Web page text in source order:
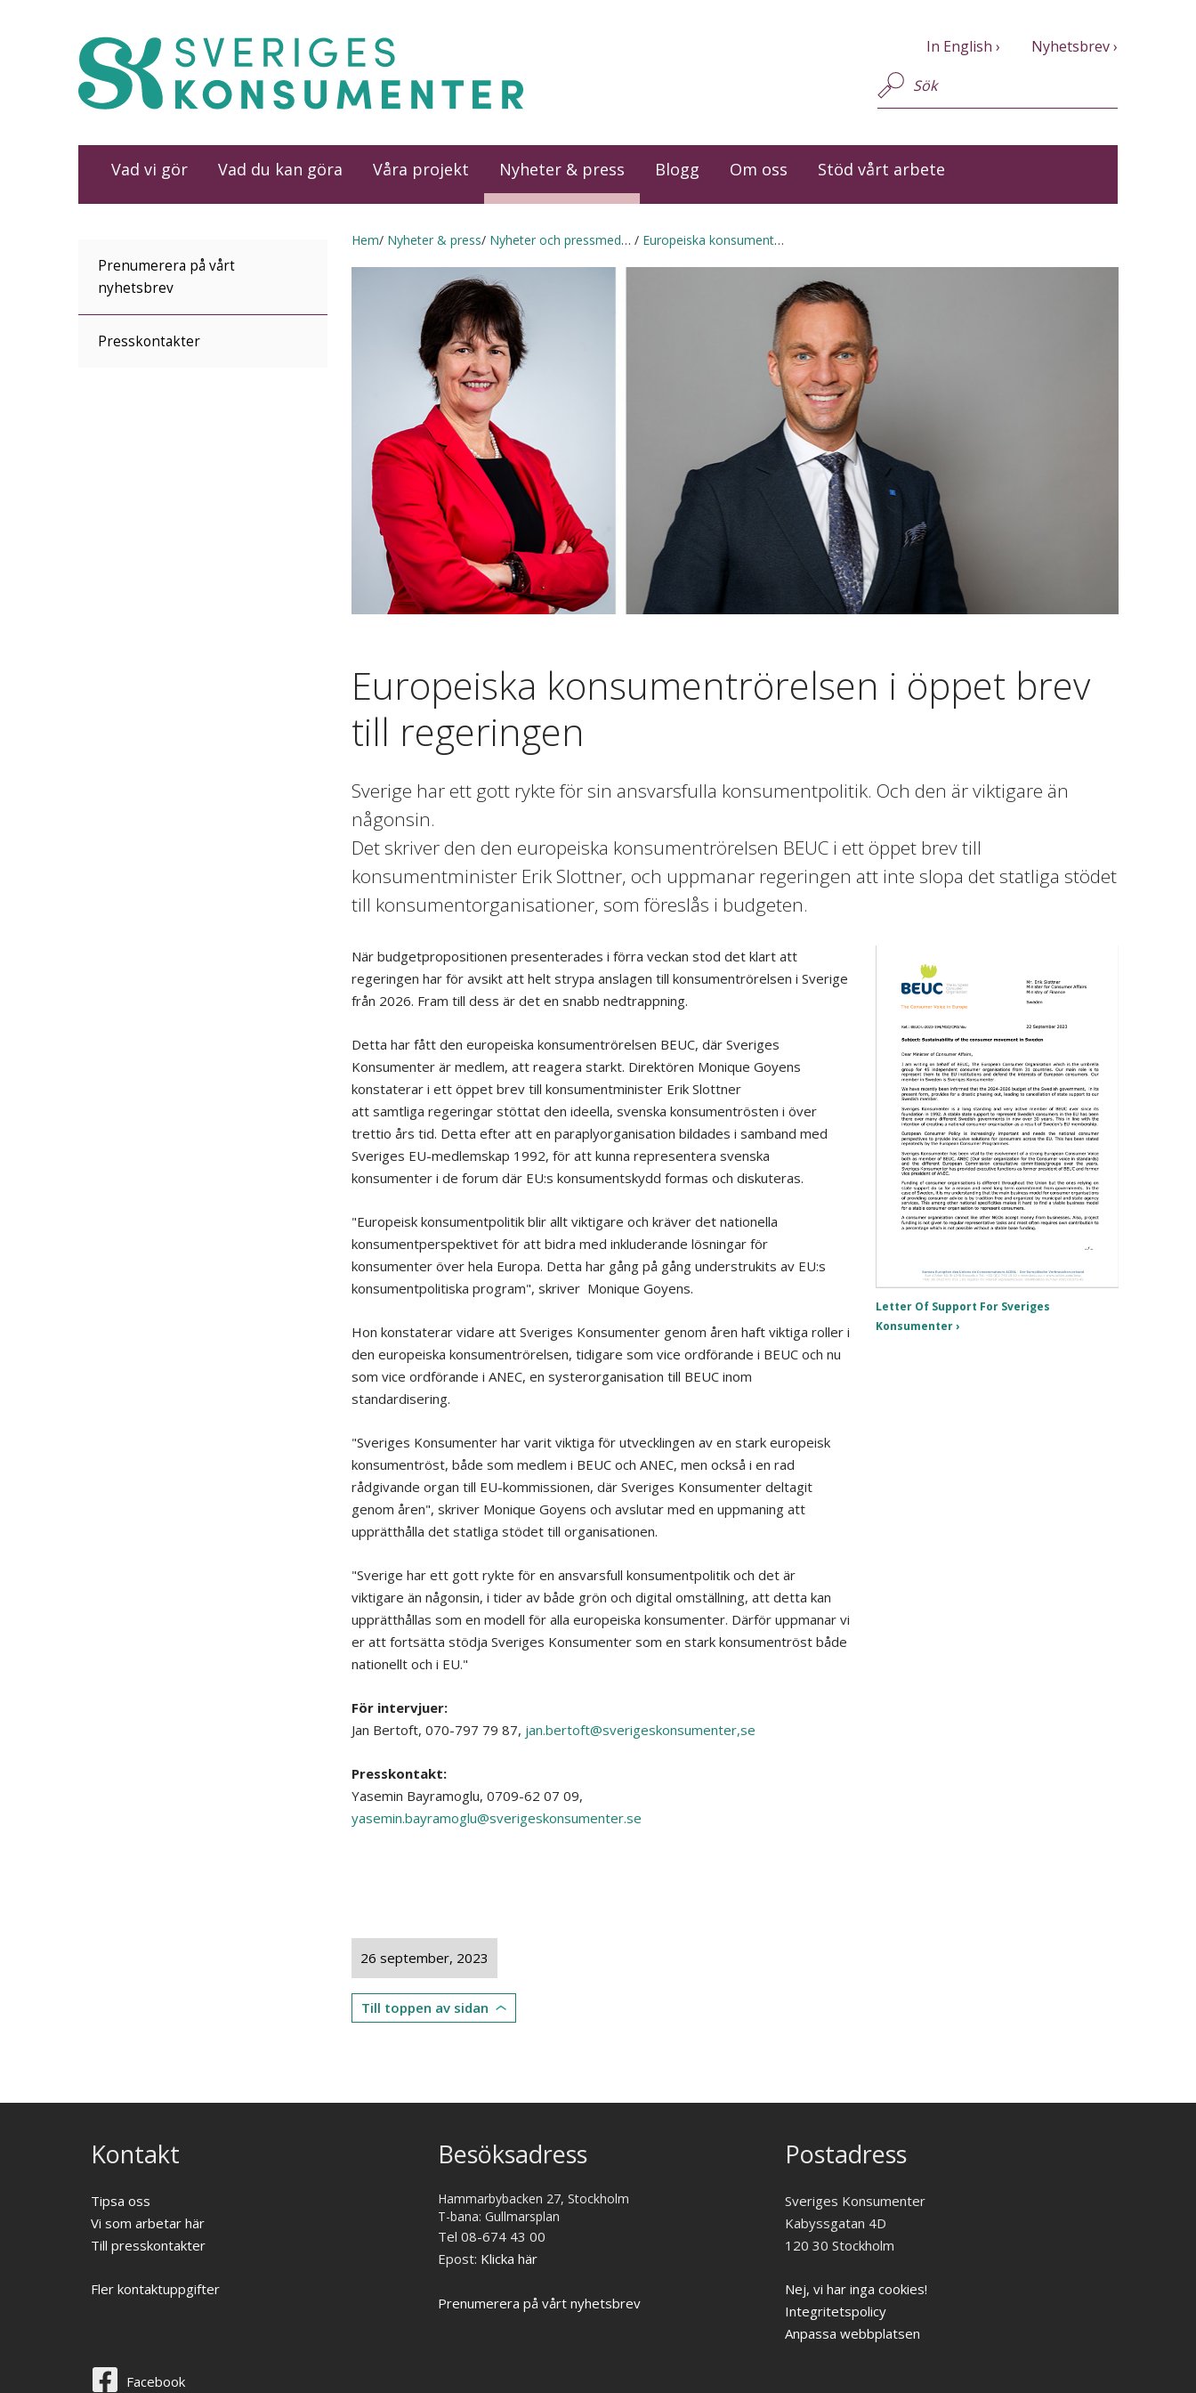
Vad vi gör Vad du kan göra Våra projekt Nyheter & press
Prenumerera på vårt
nyhetsbrev
Presskontakter
Blogg Om oss Stöd vårt arbete
In English Nyhetsbrev
Hem Nyheter & press Nyheter och pressmeddelanden Europeiska konsumentrörelsen i öppet brev till regeringen
Europeiska konsumentrörelsen i öppet brev
till regeringen
Sverige har ett gott rykte för sin ansvarsfulla konsumentpolitik. Och den är viktigare än
någonsin.
Det skriver den den europeiska konsumentrörelsen BEUC i ett öppet brev till
konsumentminister Erik Slottner, och uppmanar regeringen att inte slopa det statliga stödet
till konsumentorganisationer, som föreslås i budgeten.
Letter Of Support For Sveriges
Konsumenter
När budgetpropositionen presenterades i förra veckan stod det klart att
regeringen har för avsikt att helt strypa anslagen till konsumentrörelsen i Sverige
från 2026. Fram till dess är det en snabb nedtrappning.
Detta har fått den europeiska konsumentrörelsen BEUC, där Sveriges
Konsumenter är medlem, att reagera starkt. Direktören Monique Goyens
konstaterar i ett öppet brev till konsumentminister Erik Slottner
att samtliga regeringar stöttat den ideella, svenska konsumentrösten i över
trettio års tid. Detta efter att en paraplyorganisation bildades i samband med
Sveriges EU-medlemskap 1992, för att kunna representera svenska
konsumenter i de forum där EU:s konsumentskydd formas och diskuteras.
"Europeisk konsumentpolitik blir allt viktigare och kräver det nationella
konsumentperspektivet för att bidra med inkluderande lösningar för
konsumenter över hela Europa. Detta har gång på gång understrukits av EU:s
konsumentpolitiska program", skriver Monique Goyens.
Hon konstaterar vidare att Sveriges Konsumenter genom åren haft viktiga roller i
den europeiska konsumentrörelsen, tidigare som vice ordförande i BEUC och nu
som vice ordförande i ANEC, en systerorganisation till BEUC inom
standardisering.
"Sveriges Konsumenter har varit viktiga för utvecklingen av en stark europeisk
konsumentröst, både som medlem i BEUC och ANEC, men också i en rad
rådgivande organ till EU-kommissionen, där Sveriges Konsumenter deltagit
genom åren", skriver Monique Goyens och avslutar med en uppmaning att
upprätthålla det statliga stödet till organisationen.
"Sverige har ett gott rykte för en ansvarsfull konsumentpolitik och det är
viktigare än någonsin, i tider av både grön och digital omställning, att detta kan
upprätthållas som en modell för alla europeiska konsumenter. Därför uppmanar vi
er att fortsätta stödja Sveriges Konsumenter som en stark konsumentröst både
nationellt och i EU."
För intervjuer:
Jan Bertoft, 070-797 79 87, jan.bertoft@sverigeskonsumenter,se
Presskontakt:
Yasemin Bayramoglu, 0709-62 07 09,
yasemin.bayramoglu@sverigeskonsumenter.se
26 september, 2023
Till toppen av sidan
Kontakt
Tipsa oss
Vi som arbetar här
Till presskontakter
Fler kontaktuppgifter
Facebook
Besöksadress
Hammarbybacken 27, Stockholm
T-bana: Gullmarsplan
Tel 08-674 43 00
Epost: Klicka här
Prenumerera på vårt nyhetsbrev
Postadress
Sveriges Konsumenter
Kabyssgatan 4D
120 30 Stockholm
Nej, vi har inga cookies!
Integritetspolicy
Anpassa webbplatsen